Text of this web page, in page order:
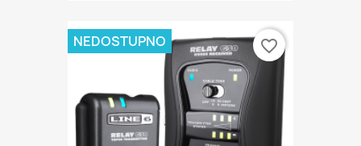
NEDOSTUPNO favorite_border